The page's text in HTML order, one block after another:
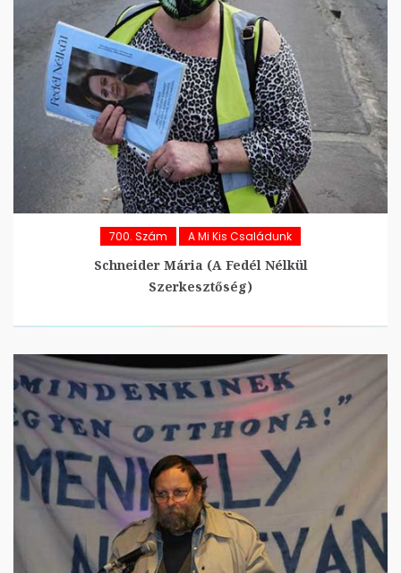
700. Szám A Mi Kis Családunk
Schneider Mária (A Fedél Nélkül
Szerkesztőség)